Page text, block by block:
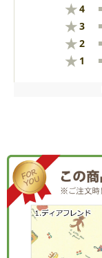
★4
★3
★2
★ 1